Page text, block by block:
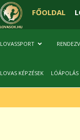
FŐOLDAL
LOVASSPORT
LOVAS KÉPZÉSEK LÓÁPOLÁS